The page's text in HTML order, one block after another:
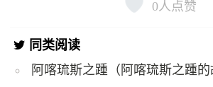
0 人点赞
同类阅读
阿喀琉斯之踵（阿喀琉斯之踵的